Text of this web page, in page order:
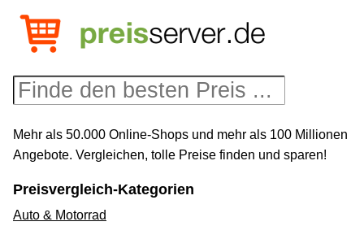
Mehr als 50.000 Online-Shops und mehr als 100 Millionen
Angebote. Vergleichen, tolle Preise finden und sparen!
Preisvergleich-Kategorien
Auto & Motorrad